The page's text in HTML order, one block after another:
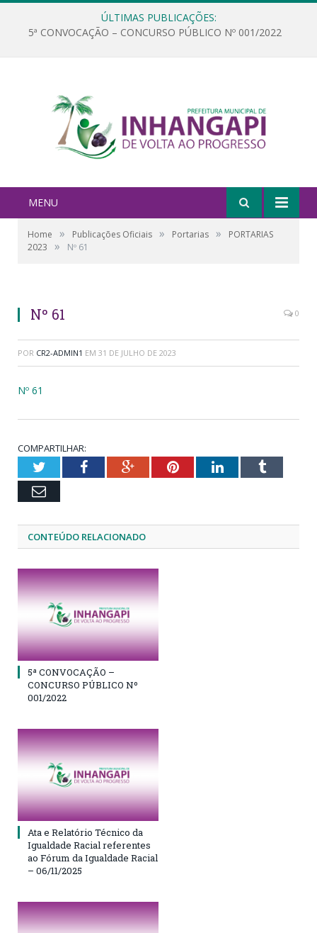
ÚLTIMAS PUBLICAÇÕES:
5ª CONVOCAÇÃO – CONCURSO PÚBLICO Nº 001/2022
MENU
Home » Publicações Oficiais » Portarias »
PORTARIAS
2023
» Nº 61
Nº 61 0
POR CR2-ADMIN1 EM 31 DE JULHO DE 2023
Nº 61
COMPARTILHAR:
TwitterFacebookGoogle+PinterestLinkedInTumblr
Email
CONTEÚDO RELACIONADO
5ª CONVOCAÇÃO –
CONCURSO PÚBLICO Nº
001/2022
Ata e Relatório Técnico da
Igualdade Racial referentes
ao Fórum da Igualdade Racial
– 06/11/2025